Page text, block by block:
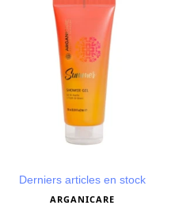
Derniers articles en stock
ARGANICARE